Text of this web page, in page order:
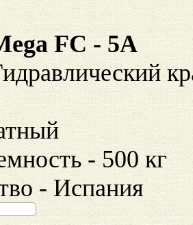
FC - 5A
- 500 кг
- Испания